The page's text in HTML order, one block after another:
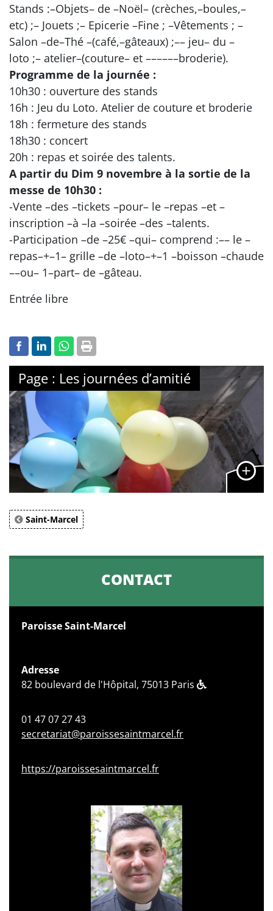
Stands :–Objets– de –Noël– (crèches,–boules,–
etc) ;– Jouets ;– Epicerie –Fine ; –Vêtements ; –
Salon –de–Thé –(café,–gâteaux) ;–– jeu– du –
loto ;– atelier–(couture– et ––––––broderie).
Programme de la journée :
10h30 : ouverture des stands
16h : Jeu du Loto. Atelier de couture et broderie
18h : fermeture des stands
18h30 : concert
20h : repas et soirée des talents.
A partir du Dim 9 novembre à la sortie de la
messe de 10h30 :
-Vente –des –tickets –pour– le –repas –et –
inscription –à –la –soirée –des –talents.
-Participation –de –25€ –qui– comprend :–– le –
repas–+–1– grille –de –loto–+–1 –boisson –chaude
––ou– 1–part– de –gâteau.
Entrée libre
Page : Les journées d’amitié
Saint-Marcel
CONTACT
Paroisse Saint-Marcel
Adresse
82 boulevard de l'Hôpital, 75013 Paris
01 47 07 27 43
secretariat@paroissesaintmarcel.fr
https://paroissesaintmarcel.fr